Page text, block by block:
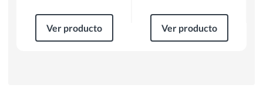
Ver producto Ver producto